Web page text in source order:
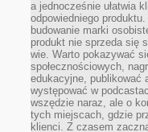
a jednocześnie ułatwia
odpowiedniego
budowanie marki
produkt nie sprzeda się
wie. Warto pokazywać
społecznościowych,
edukacyjne, publikować
występować w
wszędzie naraz, ale o
tych miejscach, gdzie
klienci. Z czasem